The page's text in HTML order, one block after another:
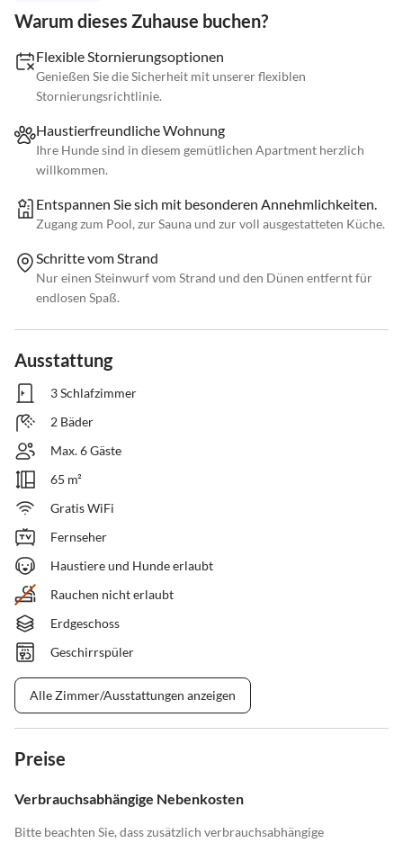
Warum dieses Zuhause buchen?
Flexible Stornierungsoptionen
Genießen Sie die Sicherheit mit unserer flexiblen
Stornierungsrichtlinie.
Haustierfreundliche Wohnung
Ihre Hunde sind in diesem gemütlichen Apartment herzlich
willkommen.
Entspannen Sie sich mit besonderen Annehmlichkeiten.
Zugang zum Pool, zur Sauna und zur voll ausgestatteten Küche.
Schritte vom Strand
Nur einen Steinwurf vom Strand und den Dünen entfernt für
endlosen Spaß.
Ausstattung
3 Schlafzimmer
2 Bäder
Max. 6 Gäste
65 m²
Gratis WiFi
Fernseher
Haustiere und Hunde erlaubt
Rauchen nicht erlaubt
Erdgeschoss
Geschirrspüler
Alle Zimmer/Ausstattungen anzeigen
Preise
Verbrauchsabhängige Nebenkosten
Bitte beachten Sie, dass zusätzlich verbrauchsabhängige